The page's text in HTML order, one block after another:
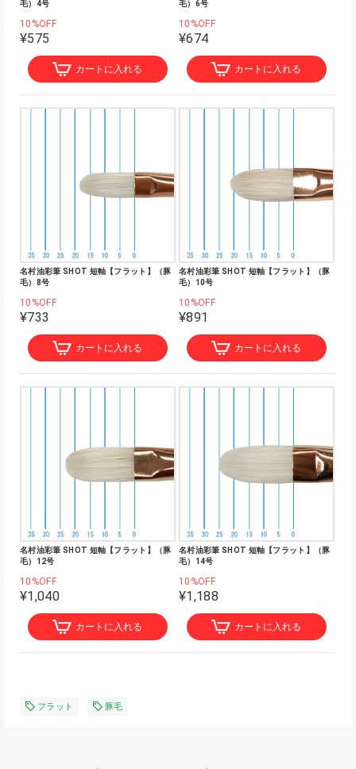
毛）4号
10%OFF
¥575
カートに入れる
毛）6号
10%OFF
¥674
カートに入れる
名村油彩筆 SHOT 短軸【フラット】（豚
毛）8号
10%OFF
¥733
カートに入れる
名村油彩筆 SHOT 短軸【フラット】（豚
毛）10号
10%OFF
¥891
カートに入れる
名村油彩筆 SHOT 短軸【フラット】（豚
毛）12号
10%OFF
¥1,040
カートに入れる
名村油彩筆 SHOT 短軸【フラット】（豚
毛）14号
10%OFF
¥1,188
カートに入れる
フラット 豚毛